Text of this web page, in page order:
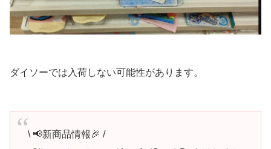
ダイソーでは入荷しない可能性があります。
\ 📢新商品情報🎉 /